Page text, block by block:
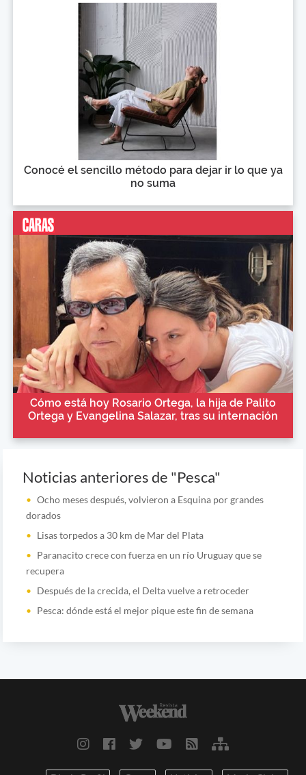
Conocé el sencillo método para dejar ir lo que ya
no suma
Cómo está hoy Rosario Ortega, la hija de Palito
Ortega y Evangelina Salazar, tras su internación
Noticias anteriores de "Pesca"
Ocho meses después, volvieron a Esquina por grandes
dorados
Lisas torpedos a 30 km de Mar del Plata
Paranacito crece con fuerza en un río Uruguay que se
recupera
Después de la crecida, el Delta vuelve a retroceder
Pesca: dónde está el mejor pique este fin de semana